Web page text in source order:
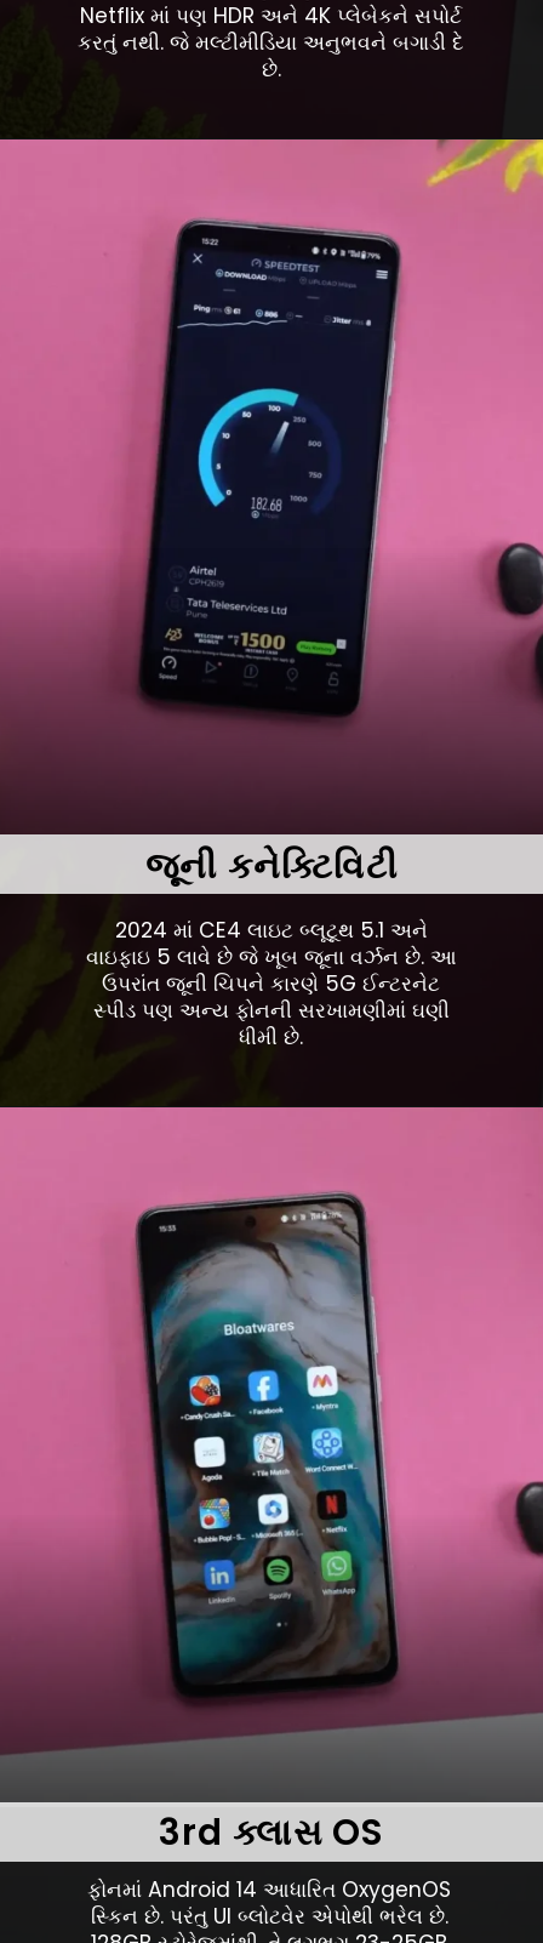
Netflix માં પણ HDR અને 4K પ્લેબેકને સપોર્ટ
કરતું નથી. જે મલ્ટીમીડિયા અનુભવને બગાડી દે
છે.
2024 માં CE4 લાઇટ બ્લૂટૂથ 5.1 અને
વાઇફાઇ 5 લાવે છે જે ખૂબ જૂના વર્ઝન છે. આ
ઉપરાંત જૂની ચિપને કારણે 5G ઈન્ટરનેટ
સ્પીડ પણ અન્ય ફોનની સરખામણીમાં ઘણી
ધીમી છે.
જૂની કનેક્ટિવિટી
ફોનમાં Android 14 આધારિત OxygenOS
સ્કિન છે. પરંતુ UI બ્લોટવેર એપોથી ભરેલ છે.
3rd ક્લાસ OS